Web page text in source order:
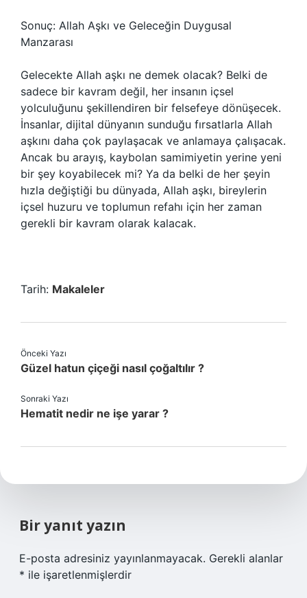
Sonuç: Allah Aşkı ve Geleceğin Duygusal
Manzarası
Gelecekte Allah aşkı ne demek olacak? Belki de
sadece bir kavram değil, her insanın içsel
yolculuğunu şekillendiren bir felsefeye dönüşecek.
İnsanlar, dijital dünyanın sunduğu fırsatlarla Allah
aşkını daha çok paylaşacak ve anlamaya çalışacak.
Ancak bu arayış, kaybolan samimiyetin yerine yeni
bir şey koyabilecek mi? Ya da belki de her şeyin
hızla değiştiği bu dünyada, Allah aşkı, bireylerin
içsel huzuru ve toplumun refahı için her zaman
gerekli bir kavram olarak kalacak.
Tarih: Makaleler
Önceki Yazı
Güzel hatun çiçeği nasıl çoğaltılır ?
Sonraki Yazı
Hematit nedir ne işe yarar ?
Bir yanıt yazın
E-posta adresiniz yayınlanmayacak. Gerekli alanlar
* ile işaretlenmişlerdir